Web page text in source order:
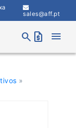
sales@aff.pt
search request_quote menu
»